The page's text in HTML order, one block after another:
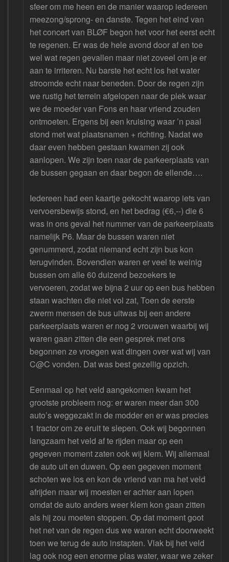
sfeer om me heen en de manier waarop iedereen
meezong/sprong- en danste. Tegen het eind van
het concert van BLØF begon het voor het eerst echt
te regenen. Er was de hele avond door af en toe
wel wat regen gevallen maar niet zoveel om je er
aan te irriteren. Nu barste het echt los het water
stroomde echt naar beneden. Door de regen zijn
we rustig het terrein afgelopen naar de plek waar
we de moeder van Fons en haar vriend zouden
ontmoeten. Ergens bij een kruising waar ’n paal
stond met wat plaatsnamen + richting. Nadat we
daar even hebben gestaan kwamen zij ook
aanlopen. We zijn toen naar de parkeerplaats van
de bussen gegaan en daar begon de ellende….
Iedereen had een kaartje gekocht waarop iets van
vervoersbewijs stond, en het bedrag (€6,--) die 6
was in ons geval het nummer van de parkeerplaats
namelijk P6. Maar de bussen waren niet
genummerd, zodat niemand echt zijn bus kon
terugvinden. Bovendien waren er veel te weinig
bussen om alle 60 duizend bezoekers te
vervoeren, zodat we bijna 2 uur op een bus hebben
staan wachten die niet vol zat, Toen de eerste
zwerm mensen de bus uitwas bij een andere
parkeerplaats waren er nog 2 vrouwen waarbij wij
waren gaan zitten die een gesprek met ons
begonnen ze vroegen wat dingen over wat wij van
C@C vonden. Dat was best gezellig opzich.
Eenmaal op het veld aangekomen kwam het
grootste probleem nog: er waren meer dan 300
auto’s weggezakt in de modder en er was precies
1 tractor om ze eruit te slepen. Ook wij begonnen
langzaam het veld af te rijden maar op een
gegeven moment zaten ook wij klem. Wij allemaal
de auto uit en duwen. Op een gegeven moment
schoten we los en kon de vriend van ma het veld
afrijden maar wij moesten er achter aan lopen
omdat de auto anders weer klem kon gaan zitten
als hij zou moeten stoppen. Op dat moment goot
het net van de regen dus we waren echt doorweekt
toen we terug de auto instapten. Vlak bij het veld
lag ook nog een enorme plas water, waar we zeker